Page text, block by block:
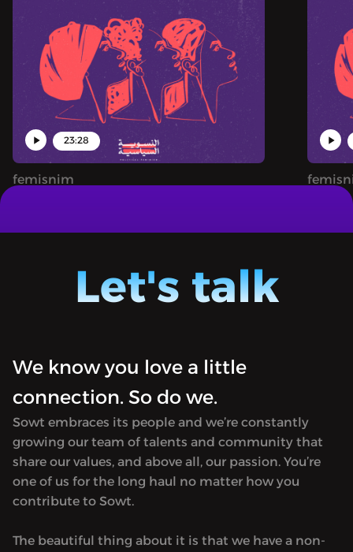
23:28
femisnim
perspective.Available only in Arabic.
Let's talk
We know you love a little
connection. So do we.
Sowt embraces its people and we’re constantly
growing our team of talents and community that
share our values, and above all, our passion. You’re
one of us for the long haul no matter how you
contribute to Sowt.
The beautiful thing about it is that we have a non-